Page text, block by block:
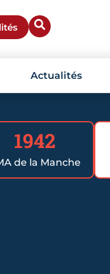
Actualités
1942
de la Manche